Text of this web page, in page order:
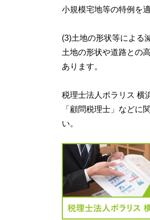
小規模宅地等の特例を
(3)土地の形状等による
土地の形状や道路との
あります。
税理士法人ポラリス 横
「顧問税理士」などに
い。